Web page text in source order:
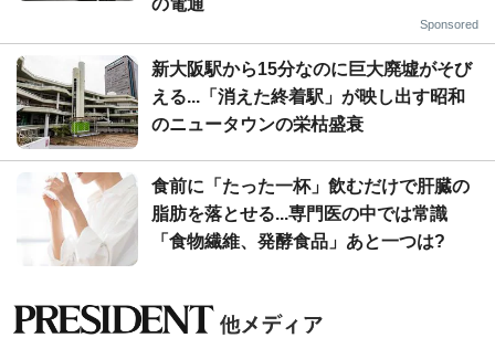
の電通
Sponsored
新大阪駅から15分なのに巨大廃墟がそび
える...「消えた終着駅」が映し出す昭和
のニュータウンの栄枯盛衰
食前に「たった一杯」飲むだけで肝臓の
脂肪を落とせる...専門医の中では常識
「食物繊維、発酵食品」あと一つは?